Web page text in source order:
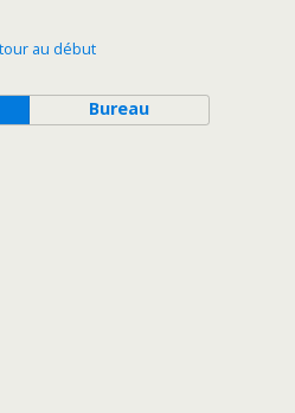
au début
Bureau